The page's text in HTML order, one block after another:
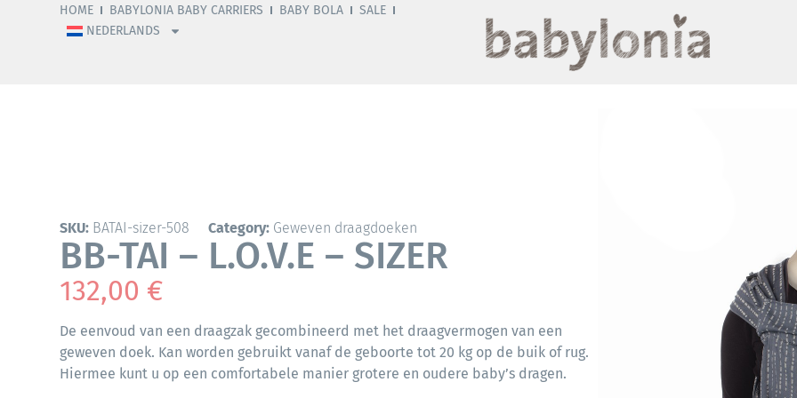
HOME BABYLONIA BABY CARRIERS BABY BOLA
SALE
NEDERLANDS
SKU: BATAI-sizer-508 Category: Geweven draagdoeken
BB-TAI – L.O.V.E – SIZER
132,00 €
De eenvoud van een draagzak gecombineerd met het draagvermogen van een
geweven doek. Kan worden gebruikt vanaf de geboorte tot 20 kg op de buik of rug.
Hiermee kunt u op een comfortabele manier grotere en oudere baby’s dragen.